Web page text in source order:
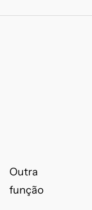
Outra
função